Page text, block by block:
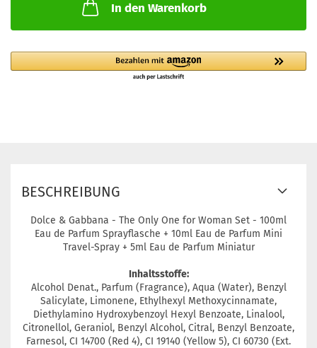
In den Warenkorb
BESCHREIBUNG
Dolce & Gabbana - The Only One for Woman Set - 100ml
Eau de Parfum Sprayflasche + 10ml Eau de Parfum Mini
Travel-Spray + 5ml Eau de Parfum Miniatur
Inhaltsstoffe:
Alcohol Denat., Parfum (Fragrance), Aqua (Water), Benzyl
Salicylate, Limonene, Ethylhexyl Methoxycinnamate,
Diethylamino Hydroxybenzoyl Hexyl Benzoate, Linalool,
Citronellol, Geraniol, Benzyl Alcohol, Citral, Benzyl Benzoate,
Farnesol, CI 14700 (Red 4), CI 19140 (Yellow 5), CI 60730 (Ext.